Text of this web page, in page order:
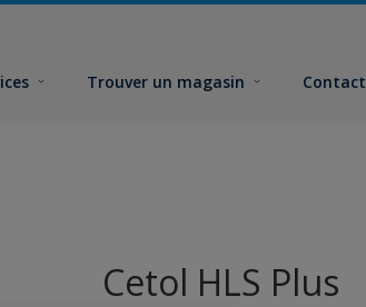
Trouver un magasin Contact
Cetol HLS Plus